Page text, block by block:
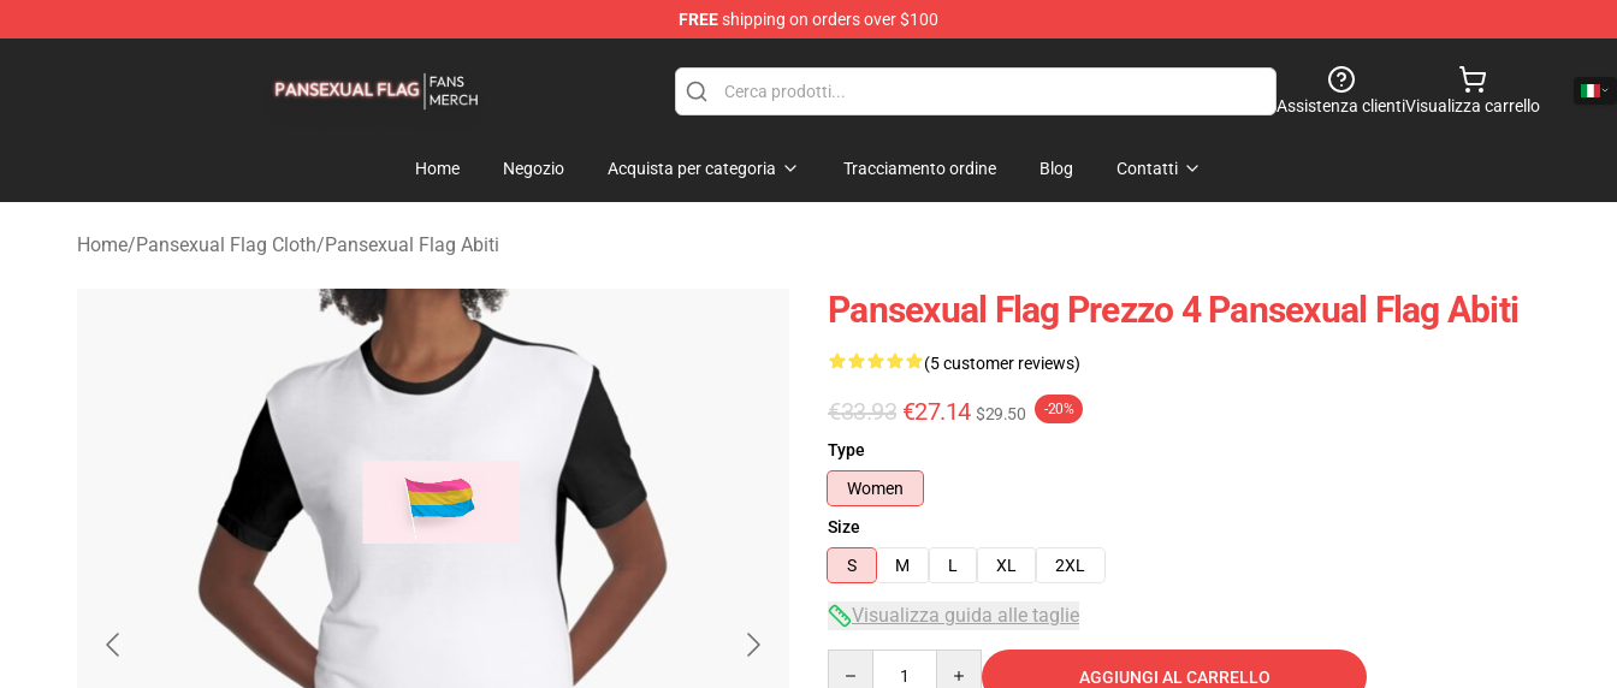
FREEshipping on orders over $100
Assistenza clientiVisualizza carrello
Home Negozio Acquista per categoria Tracciamento ordine Blog Contatti
Home/Pansexual Flag Cloth/Pansexual Flag Abiti
Pansexual Flag Prezzo 4 Pansexual Flag Abiti
(5 customer reviews)
€33.93 €27.14 $29.50 -20%
Type
Women
Size
S
M L XL 2XL
Visualizza guida alle taglie
AGGIUNGI AL CARRELLO